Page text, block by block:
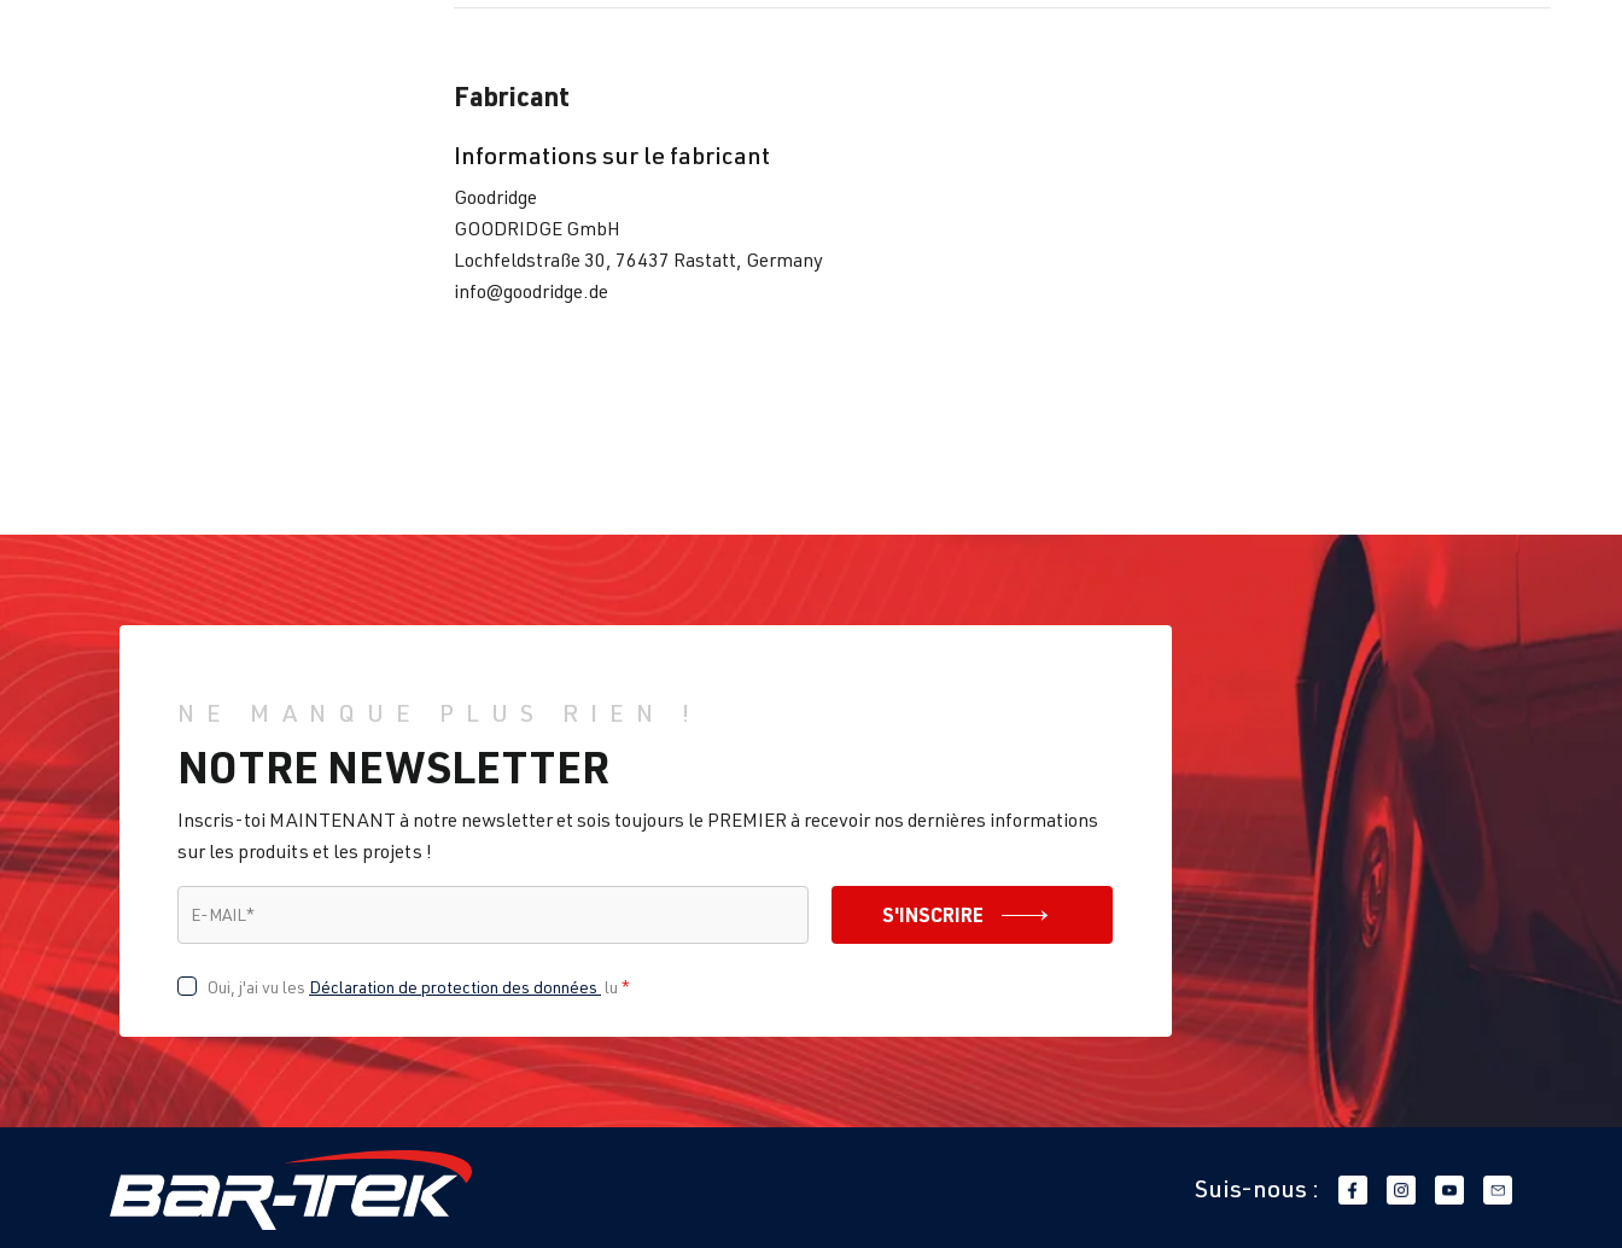
Fabricant
Informations sur le fabricant
Goodridge
GOODRIDGE GmbH
Lochfeldstraße 30, 76437 Rastatt, Germany
info@goodridge.de
NE MANQUE PLUS RIEN !
NOTRE NEWSLETTER
Inscris-toi MAINTENANT à notre newsletter et sois toujours le PREMIER à recevoir nos dernières informations
sur les produits et les projets !
E-MAIL * S'INSCRIRE
Oui, j'ai vu les Déclaration de protection des données lu *
Suis-nous :